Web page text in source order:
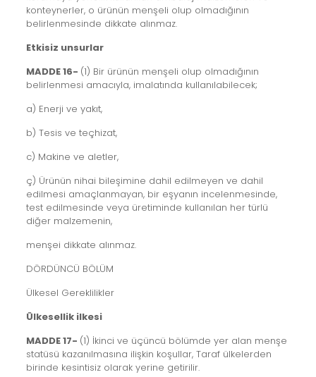
konteynerler, o ürünün menşeli olup olmadığının
belirlenmesinde dikkate alınmaz.
Etkisiz unsurlar
MADDE 16- (1) Bir ürünün menşeli olup olmadığının
belirlenmesi amacıyla, imalatında kullanılabilecek;
a) Enerji ve yakıt,
b) Tesis ve teçhizat,
c) Makine ve aletler,
ç) Ürünün nihai bileşimine dahil edilmeyen ve dahil
edilmesi amaçlanmayan, bir eşyanın incelenmesinde,
test edilmesinde veya üretiminde kullanılan her türlü
diğer malzemenin,
menşei dikkate alınmaz.
DÖRDÜNCÜ BÖLÜM
Ülkesel Gereklilikler
Ülkesellik ilkesi
MADDE 17- (1) İkinci ve üçüncü bölümde yer alan menşe
statüsü kazanılmasına ilişkin koşullar, Taraf ülkelerden
birinde kesintisiz olarak yerine getirilir.